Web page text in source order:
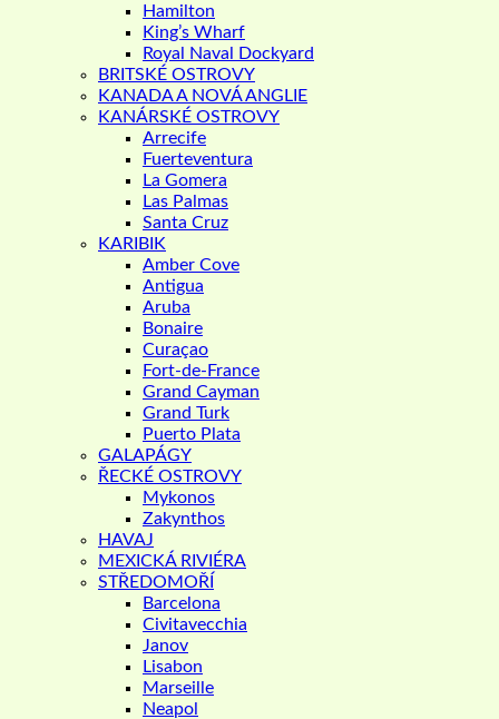
Hamilton
King’s Wharf
Royal Naval Dockyard
BRITSKÉ OSTROVY
KANADA A NOVÁ ANGLIE
KANÁRSKÉ OSTROVY
Arrecife
Fuerteventura
La Gomera
Las Palmas
Santa Cruz
KARIBIK
Amber Cove
Antigua
Aruba
Bonaire
Curaçao
Fort-de-France
Grand Cayman
Grand Turk
Puerto Plata
GALAPÁGY
ŘECKÉ OSTROVY
Mykonos
Zakynthos
HAVAJ
MEXICKÁ RIVIÉRA
STŘEDOMOŘÍ
Barcelona
Civitavecchia
Janov
Lisabon
Marseille
Neapol